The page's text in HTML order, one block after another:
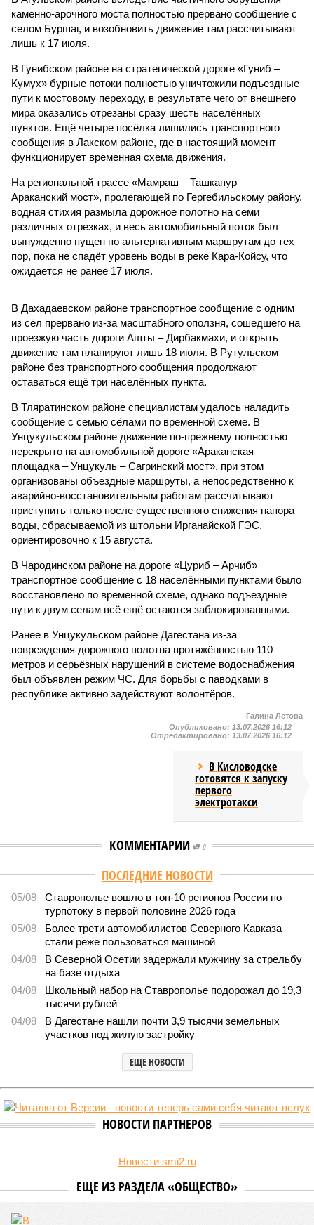
каменно-арочного моста полностью прервано сообщение с
селом Буршаг, и возобновить движение там рассчитывают
лишь к 17 июля.
В Гунибском районе на стратегической дороге «Гуниб –
Кумух» бурные потоки полностью уничтожили подъездные
пути к мостовому переходу, в результате чего от внешнего
мира оказались отрезаны сразу шесть населённых
пунктов. Ещё четыре посёлка лишились транспортного
сообщения в Лакском районе, где в настоящий момент
функционирует временная схема движения.
На региональной трассе «Мамраш – Ташкапур –
Араканский мост», пролегающей по Гергебильскому району,
водная стихия размыла дорожное полотно на семи
различных отрезках, и весь автомобильный поток был
вынужденно пущен по альтернативным маршрутам до тех
пор, пока не спадёт уровень воды в реке Кара-Койсу, что
ожидается не ранее 17 июля.
В Дахадаевском районе транспортное сообщение с одним
из сёл прервано из-за масштабного оползня, сошедшего на
проезжую часть дороги Ашты – Дирбакмахи, и открыть
движение там планируют лишь 18 июля. В Рутульском
районе без транспортного сообщения продолжают
оставаться ещё три населённых пункта.
В Тляратинском районе специалистам удалось наладить
сообщение с семью сёлами по временной схеме. В
Унцукульском районе движение по-прежнему полностью
перекрыто на автомобильной дороге «Араканская
площадка – Унцукуль – Сагринский мост», при этом
организованы объездные маршруты, а непосредственно к
аварийно-восстановительным работам рассчитывают
приступить только после существенного снижения напора
воды, сбрасываемой из штольни Ирганайской ГЭС,
ориентировочно к 15 августа.
В Чародинском районе на дороге «Цуриб – Арчиб»
транспортное сообщение с 18 населёнными пунктами было
восстановлено по временной схеме, однако подъездные
пути к двум селам всё ещё остаются заблокированными.
Ранее в Унцукульском районе Дагестана из-за
повреждения дорожного полотна протяжённостью 110
метров и серьёзных нарушений в системе водоснабжения
был объявлен режим ЧС. Для борьбы с паводками в
республике активно задействуют волонтёров.
Галина Летова
Опубликовано: 13.07.2026 16:12
Отредактировано: 13.07.2026 16:12
В Кисловодске
готовятся к запуску
первого
электротакси
КОММЕНТАРИИ 0
ПОСЛЕДНИЕ НОВОСТИ
05/08
Ставрополье вошло в топ-10 регионов России по
турпотоку в первой половине 2026 года
05/08
Более трети автомобилистов Северного Кавказа
стали реже пользоваться машиной
04/08
В Северной Осетии задержали мужчину за стрельбу
на базе отдыха
04/08
Школьный набор на Ставрополье подорожал до 19,3
тысячи рублей
04/08
В Дагестане нашли почти 3,9 тысячи земельных
участков под жилую застройку
ЕЩЕ НОВОСТИ
НОВОСТИ ПАРТНЕРОВ
Новости smi2.ru
ЕЩЕ ИЗ РАЗДЕЛА «ОБЩЕСТВО»